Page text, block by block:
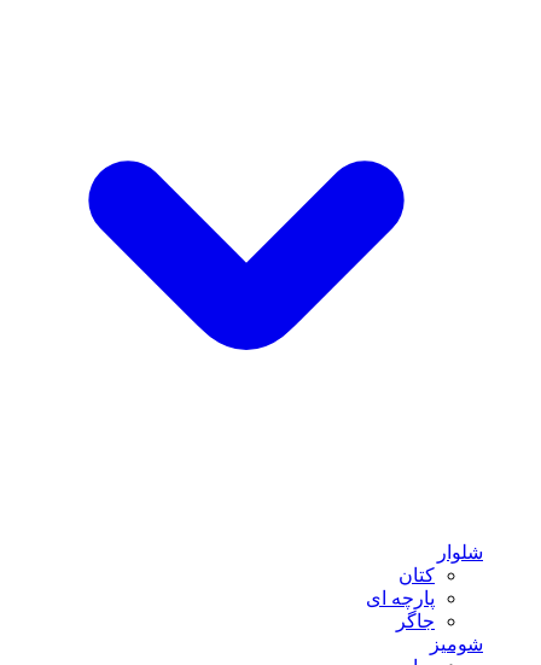
شلوار
کتان
پارچه ای
جاگر
شومیز